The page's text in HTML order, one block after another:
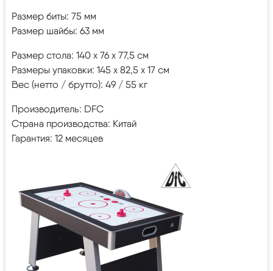
Размер биты: 75 мм
Размер шайбы: 63 мм
Размер стола: 140 х 76 х 77,5 см
Размеры упаковки: 145 х 82,5 х 17 см
Вес (нетто / брутто): 49 / 55 кг
Производитель: DFC
Страна производства: Китай
Гарантия: 12 месяцев